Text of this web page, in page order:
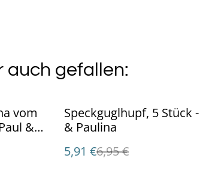
auch gefallen:
vom
&
%
Speckguglhupf, 5 Stück
& Paulina
5,91 €6,95 €